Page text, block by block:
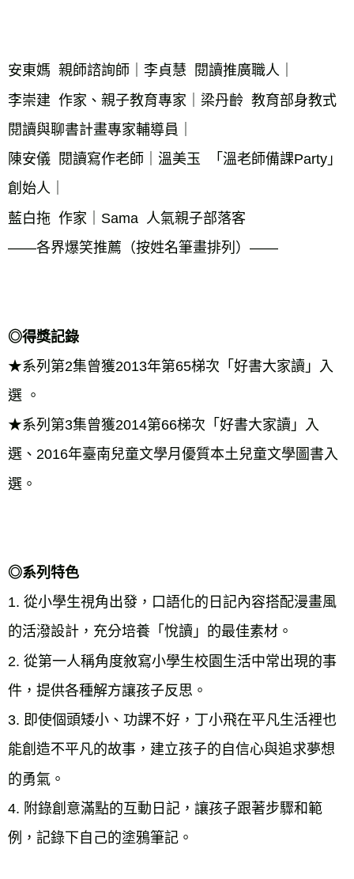
安東媽  親師諮詢師｜李貞慧  閱讀推廣職人｜
李崇建  作家、親子教育專家｜梁丹齡  教育部身教式
閱讀與聊書計畫專家輔導員｜
陳安儀  閱讀寫作老師｜溫美玉  「溫老師備課Party」
創始人｜
藍白拖  作家｜Sama  人氣親子部落客
——各界爆笑推薦（按姓名筆畫排列）——
◎得獎記錄
★系列第2集曾獲2013年第65梯次「好書大家讀」入
選 。
★系列第3集曾獲2014第66梯次「好書大家讀」入
選、2016年臺南兒童文學月優質本土兒童文學圖書入
選。
◎系列特色
1. 從小學生視角出發，口語化的日記內容搭配漫畫風
的活潑設計，充分培養「悅讀」的最佳素材。
2. 從第一人稱角度敘寫小學生校園生活中常出現的事
件，提供各種解方讓孩子反思。
3. 即使個頭矮小、功課不好，丁小飛在平凡生活裡也
能創造不平凡的故事，建立孩子的自信心與追求夢想
的勇氣。
4. 附錄創意滿點的互動日記，讓孩子跟著步驟和範
例，記錄下自己的塗鴉筆記。